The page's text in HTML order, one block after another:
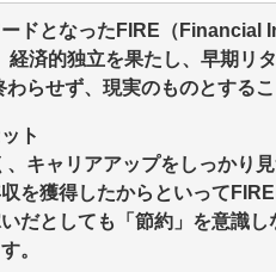
ドとなったFIRE（Financial
済的独立を果たし、早期リ
らせず、現実のものとするこ
ト
キャリアアップをしっかり
を獲得したからといって
だとしても「節約」を意識
。